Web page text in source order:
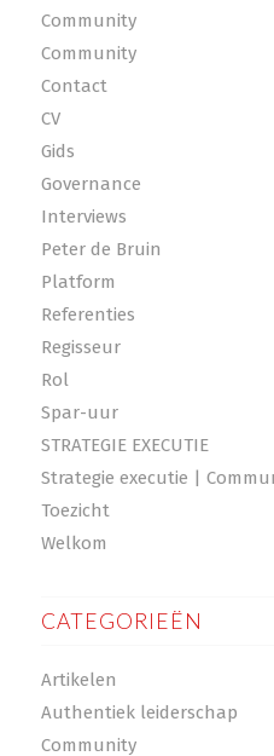
Community
Community
Contact
CV
Gids
Governance
Interviews
Peter de Bruin
Platform
Referenties
Regisseur
Rol
Spar-uur
STRATEGIE EXECUTIE
Strategie executie |
Toezicht
Welkom
CATEGORIEËN
Artikelen
Authentiek leiderschap
Community